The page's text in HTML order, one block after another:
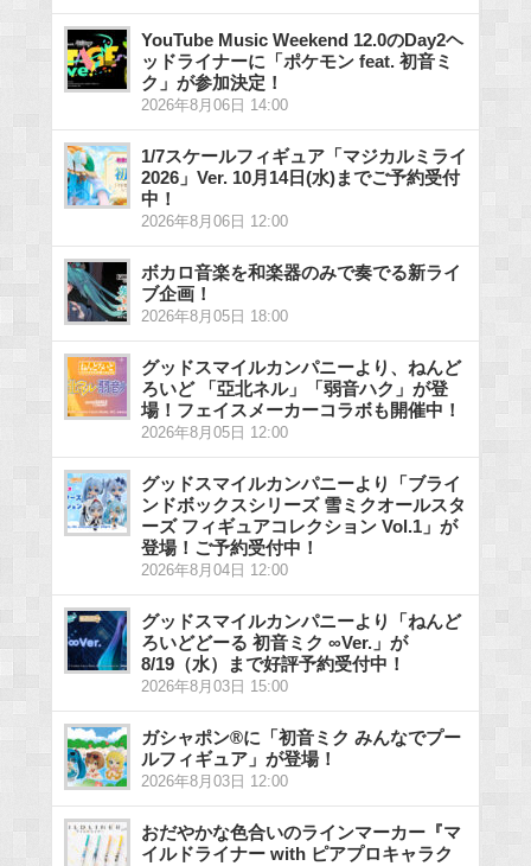
YouTube Music Weekend 12.0のDay2ヘ
ッドライナーに「ポケモン feat. 初音ミ
ク」が参加決定！
2026年8月06日 14:00
1/7スケールフィギュア「マジカルミライ
2026」Ver. 10月14日(水)までご予約受付
中！
2026年8月06日 12:00
ボカロ音楽を和楽器のみで奏でる新ライ
ブ企画！
2026年8月05日 18:00
グッドスマイルカンパニーより、ねんど
ろいど 「亞北ネル」「弱音ハク」が登
場！フェイスメーカーコラボも開催中！
2026年8月05日 12:00
グッドスマイルカンパニーより「ブライ
ンドボックスシリーズ 雪ミクオールスタ
ーズ フィギュアコレクション Vol.1」が
登場！ご予約受付中！
2026年8月04日 12:00
グッドスマイルカンパニーより「ねんど
ろいどどーる 初音ミク ∞Ver.」が
8/19（水）まで好評予約受付中！
2026年8月03日 15:00
ガシャポン®に「初音ミク みんなでプー
ルフィギュア」が登場！
2026年8月03日 12:00
おだやかな色合いのラインマーカー『マ
イルドライナー with ピアプロキャラク